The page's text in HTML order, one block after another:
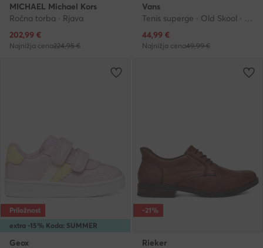
MICHAEL Michael Kors
Ročna torba · Rjava
Trenutna cena
202,99 €
Najnižja cena224,95 €
Vans
Tenis superge · Old Skool · Črna
Trenutna cena
44,99 €
Najnižja cena49,99 €
extra -15% Koda: SUMMER
Priložnost
Geox
-21%
Rieker